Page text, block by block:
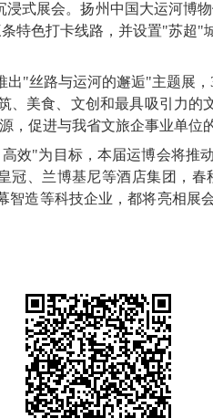
式展会。扬州中国大运河博
色打卡线路，并设置"苏超"
"丝路与运河的邂逅"主题展
美食、文创和最具吸引力
促进与我省文旅企事业单位
效"为目标，本届运博会将推
冠、兰博基尼等酒店集团，
造等科技企业，都将亮相